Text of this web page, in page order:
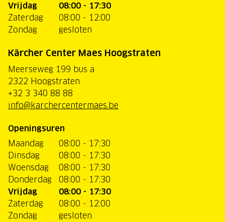
Vrijdag
08:00 - 17:30
Zaterdag
08:00 - 12:00
Zondag
gesloten
Kärcher Center Maes Hoogstraten
Meerseweg 199 bus a
2322 Hoogstraten
+32 3 340 88 88
info@karchercentermaes.be
Openingsuren
Maandag
08:00 - 17:30
Dinsdag
08:00 - 17:30
Woensdag
08:00 - 17:30
Donderdag
08:00 - 17:30
Vrijdag
08:00 - 17:30
Zaterdag
08:00 - 12:00
Zondag
gesloten